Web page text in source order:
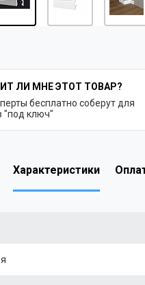
ЛИ МНЕ ЭТОТ ТОВАР?
бесплатно соберут для
"под ключ"
Характеристики